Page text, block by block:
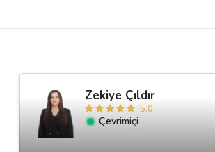
Zekiye Çıldır
5.0
Çevrimiçi